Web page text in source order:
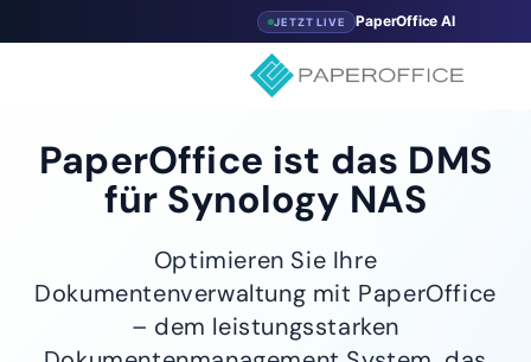
JETZT LIVE PaperOffice AI
PaperOffice ist das DMS
für Synology NAS
Optimieren Sie Ihre
Dokumentenverwaltung mit PaperOffice
– dem leistungsstarken